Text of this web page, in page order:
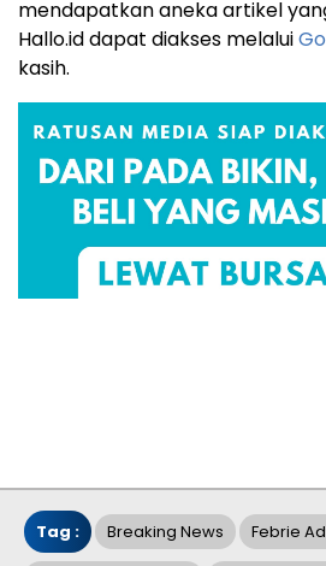
mendapatkan aneka artikel
Hallo.id dapat diakses melalui
kasih.
Tag : Breaking News Febrie